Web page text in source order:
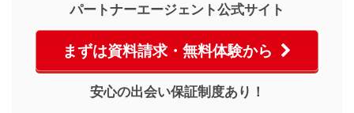
パートナーエージェント公式サイト
まずは資料請求・無料体験から
安心の出会い保証制度あり！